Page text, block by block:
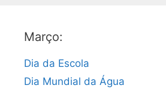
Março:
Dia da Escola
Dia Mundial da Água